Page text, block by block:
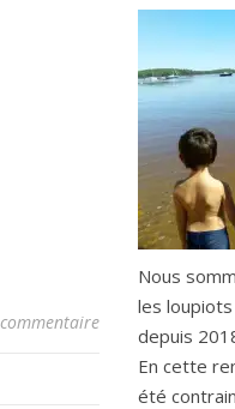
Nous
les loupiots
depuis
En cette
été